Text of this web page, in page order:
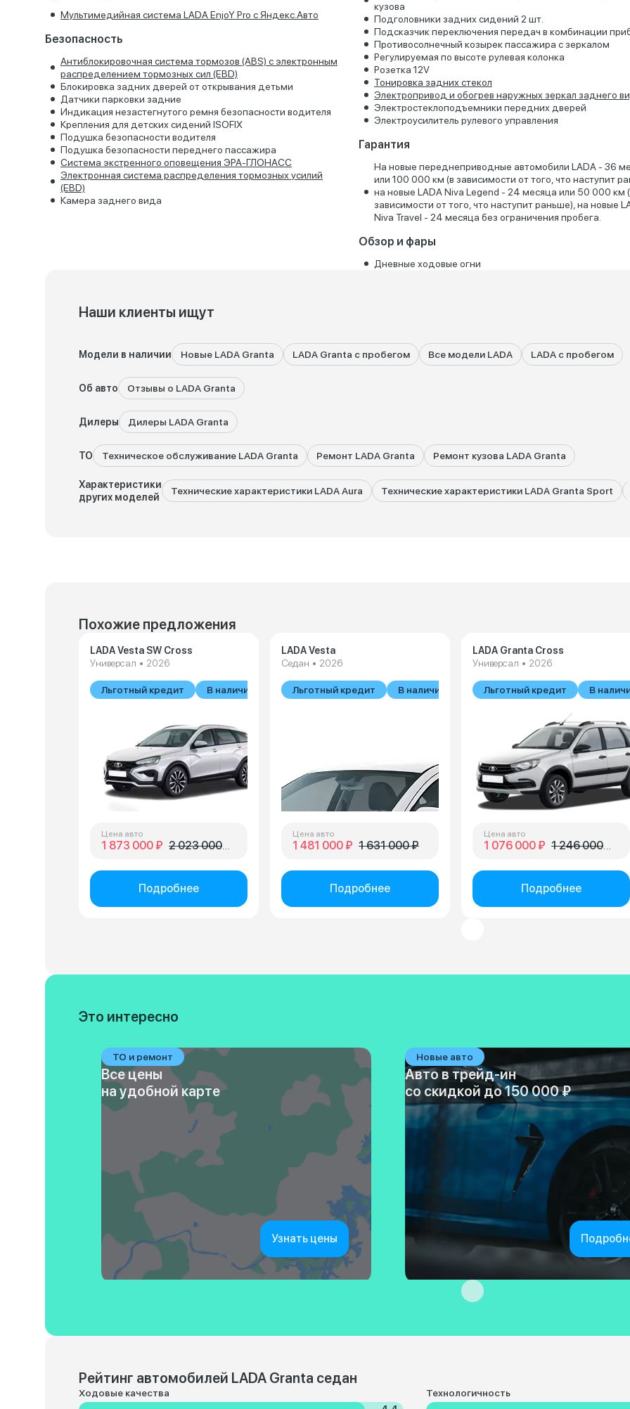
Мультимедийная система LADA EnjoY Pro с Яндекс.Авто
Безопасность
Антиблокировочная система тормозов (ABS) с электронным
распределением тормозных сил (EBD)
Блокировка задних дверей от открывания детьми
Датчики парковки задние
Индикация незастегнутого ремня безопасности водителя
Крепления для детских сидений ISOFIX
Подушка безопасности водителя
Подушка безопасности переднего пассажира
Система экстренного оповещения ЭРА-ГЛОНАСС
Электронная система распределения тормозных усилий
(EBD)
Камера заднего вида
кузова
Подголовники задних сидений 2 шт.
Подсказчик переключения передач в комбинации
Противосолнечный козырек пассажира с зеркалом
Регулируемая по высоте рулевая колонка
Розетка 12V
Тонировка задних стекол
Электропривод и обогрев наружных зеркал заднего
Электростеклоподъемники передних дверей
Электроусилитель рулевого управления
Гарантия
На новые переднеприводные автомобили LADA - 36
или 100 000 км (в зависимости от того, что наступит
на новые LADA Niva Legend - 24 месяца или 50 000 км
зависимости от того, что наступит раньше), на новые
Niva Travel - 24 месяца без ограничения пробега.
Обзор и фары
Дневные ходовые огни
Наши клиенты ищут
Модели в наличии Новые LADA Granta LADA Granta с пробегом Все модели LADA LADA с пробегом
Об авто Отзывы о LADA Granta
Дилеры Дилеры LADA Granta
ТО Техническое обслуживание LADA Granta Ремонт LADA Granta Ремонт кузова LADA Granta
Характеристики
других моделей
Технические характеристики LADA Aura Технические характеристики LADA Granta Sport
Похожие предложения
LADA Vesta SW Cross
Универсал • 2026
Льготный кредит В наличии
Цена авто
1 873 000 ₽ 2 023 000 ₽
Подробнее
LADA Vesta
Седан • 2026
Льготный кредит В наличии
Цена авто
1 481 000 ₽ 1 631 000 ₽
Подробнее
LADA Granta Cross
Универсал • 2026
Льготный кредит В
Цена авто
1 076 000 ₽ 1 246 000 ₽
Подробнее
Это интересно
ТО и ремонт
Все цены
на удобной карте
Узнать цены
Новые авто
Авто в трейд-ин
со скидкой до 150 000 ₽
Рейтинг автомобилей LADA Granta седан
Ходовые качества Технологичность